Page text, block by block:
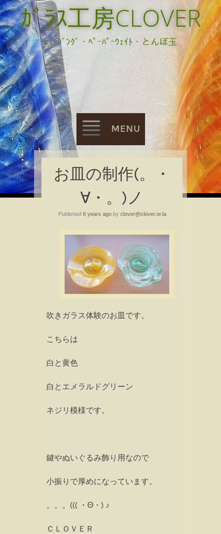
ｶﾞﾗｽ工房CLOVER
ﾋｭｰｼﾞﾝｸﾞ・ﾍﾟｰﾊﾟｰｳｪｲﾄ・とんぼ玉
MENU
Skip
to
content
お皿の制作(。・
∀・。)ノ
Published 6 years agoby clover@clover.or.la
吹きガラス体験のお皿です。
こちらは
白と黄色
白とエメラルドグリーン
ネジリ模様です。
鍵やぬいぐるみ飾り用なので
小振りで厚めになっています。
。。。((( ・Θ・) ♪
ＣＬＯＶＥＲ